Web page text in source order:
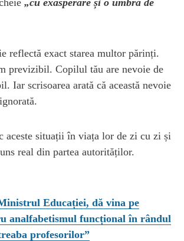
reflectă exact starea multor părinți.
previzibil. Copilul tău are nevoie de
Iar scrisoarea arată că această nevoie
aceste situații în viața lor de zi cu zi și
real din partea autorităților.
Educației, dă vina pe
analfabetismul funcțional în rândul
profesorilor”